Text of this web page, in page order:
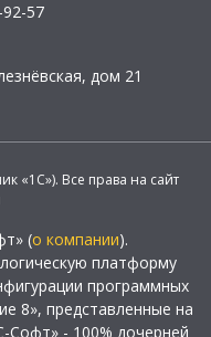
57
дом 21
«1С»). Все права на сайт
(о компании).
платформу
программных
8», представленные на
- 100% дочерней